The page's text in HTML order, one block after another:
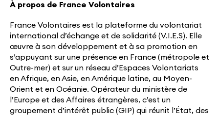
À propos de France Volontaires
France Volontaires est la plateforme du volontariat
international d’échange et de solidarité (V.I.E.S). Elle
œuvre à son développement et à sa promotion en
s’appuyant sur une présence en France (métropole et
Outre-mer) et sur un réseau d’Espaces Volontariats
en Afrique, en Asie, en Amérique latine, au Moyen-
Orient et en Océanie. Opérateur du ministère de
l’Europe et des Affaires étrangères, c’est un
groupement d’intérêt public (GIP) qui réunit l’État, des